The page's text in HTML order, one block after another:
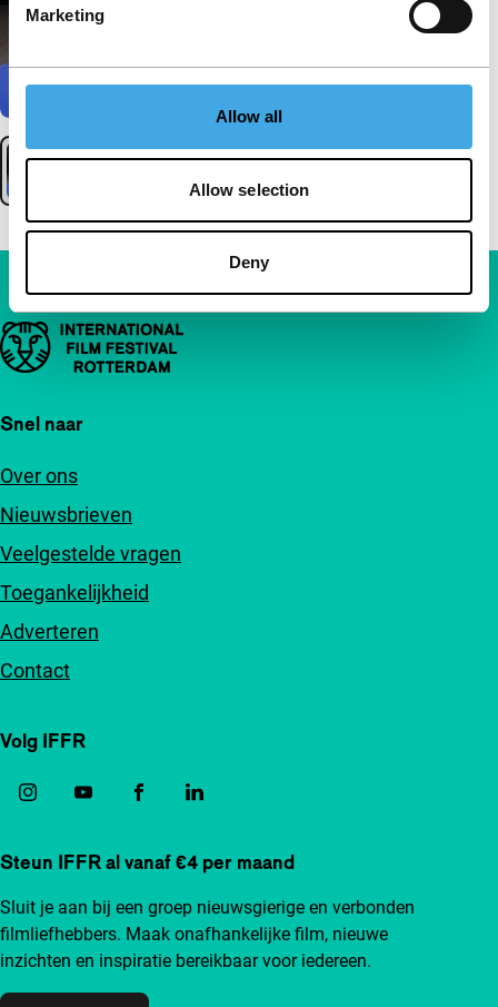
Marketing
Allow all
Allow selection
Deny
Belangrijke links
Snel naar
Over ons
Nieuwsbrieven
Veelgestelde vragen
Toegankelijkheid
Adverteren
Contact
Volg IFFR
Steun IFFR al vanaf €4 per maand
Sluit je aan bij een groep nieuwsgierige en verbonden
filmliefhebbers. Maak onafhankelijke film, nieuwe
inzichten en inspiratie bereikbaar voor iedereen.